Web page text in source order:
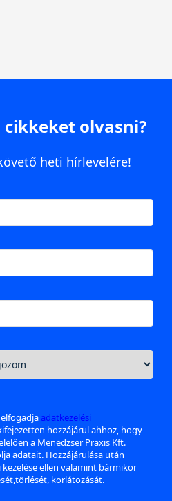
cikkeket olvasni?
heti hírlevelére!
adatkezelési
hozzájárul ahhoz, hogy
a Menedzser Praxis Kft.
adatait. Hozzájárulása után
ellen valamint bármikor
korlátozását.